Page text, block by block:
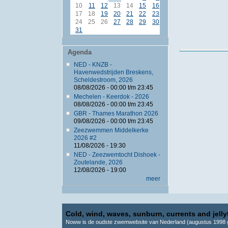
10
11 12 13 14 15
16
17
18 19 20 21 22
23
24
25 26 27 28 29
30
31
Agenda
NED - KNZB -
Havenwedstrijden Breskens,
Scheldestroom, 2026
08/08/2026 - 00:00t/m 23:45
Mechelen - Keerdok - 2026
08/08/2026 - 00:00t/m 23:45
GBR - Thames Marathon 2026
09/08/2026 - 00:00t/m 23:45
Zeezwemmen Middelkerke
2026 #2
11/08/2026 - 19:30
NED - Zeezwemtocht Dishoek -
Zoutelande, 2026
12/08/2026 - 19:00
meer
Cold, wind, waves, sunburn, currents and
Noww is de oudste zwemwebsite van Nederland (augustus 1998